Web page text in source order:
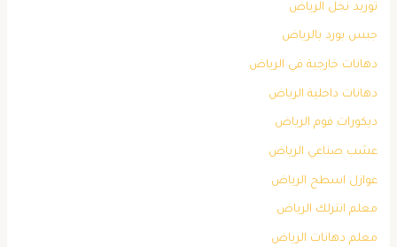
توريد نخل الرياض
جبس بورد بالرياض
دهانات خارجية في الرياض
دهانات داخلية الرياض
ديكورات فوم الرياض
عشب صناعي الرياض
عوازل اسطح الرياض
معلم انترلك الرياض
معلم دهانات الرياض